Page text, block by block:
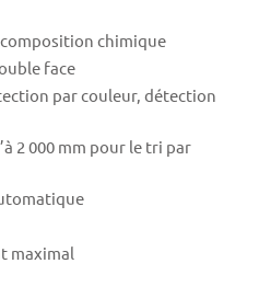
chimique
face
par couleur, détection
2 000 mm pour le tri par
maximal